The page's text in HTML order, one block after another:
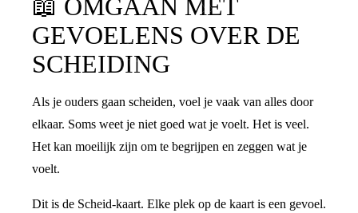
📖 OMGAAN MET
GEVOELENS OVER DE
SCHEIDING
Als je ouders gaan scheiden, voel je vaak van alles door
elkaar. Soms weet je niet goed wat je voelt. Het is veel.
Het kan moeilijk zijn om te begrijpen en zeggen wat je
voelt.
Dit is de Scheid-kaart. Elke plek op de kaart is een gevoel.